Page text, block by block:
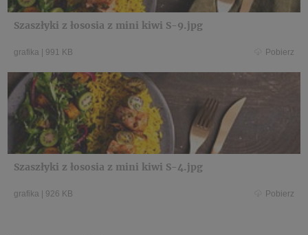
Szaszłyki z łososia z mini kiwi S-9.jpg
grafika 991 KB Pobierz
Szaszłyki z łososia z mini kiwi S-4.jpg
grafika 926 KB Pobierz